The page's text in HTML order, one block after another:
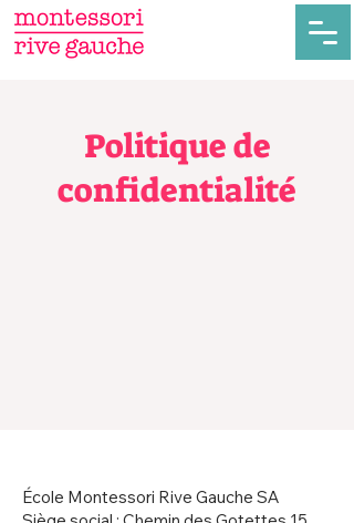
Politique de
confidentialité
École Montessori Rive Gauche SA